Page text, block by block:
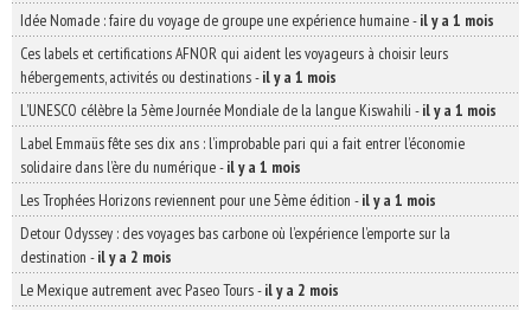
Idée Nomade : faire du voyage de groupe une expérience humaine-il y a 1 mois
Ces labels et certifications AFNOR qui aident les voyageurs à choisir leurs
hébergements, activités ou destinations-il y a 1 mois
L’UNESCO célèbre la 5ème Journée Mondiale de la langue Kiswahili -il y a 1 mois
Label Emmaüs fête ses dix ans : l’improbable pari qui a fait entrer l’économie
solidaire dans l’ère du numérique-il y a 1 mois
Les Trophées Horizons reviennent pour une 5ème édition -il y a 1 mois
Detour Odyssey : des voyages bas carbone où l’expérience l’emporte sur la
destination -il y a 2 mois
Le Mexique autrement avec Paseo Tours-il y a 2 mois